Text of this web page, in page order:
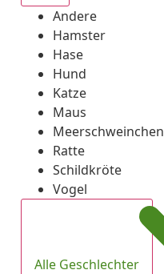
Andere
Hamster
Hase
Hund
Katze
Maus
Meerschweinchen
Ratte
Schildkröte
Vogel
Alle Geschlechter